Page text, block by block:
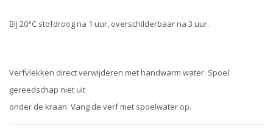
Bij 20°C stofdroog na 1 uur, overschilderbaar na 3 uur.
Verfvlekken direct verwijderen met handwarm water. Spoel
gereedschap niet uit
onder de kraan. Vang de verf met spoelwater op.